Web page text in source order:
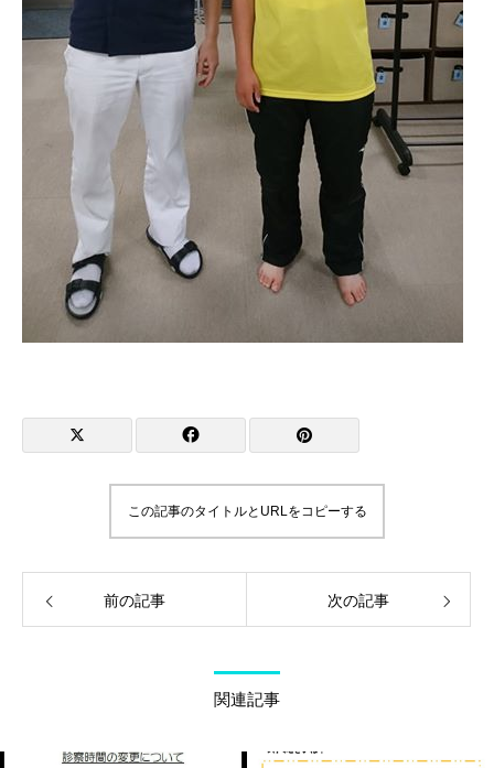
この記事のタイトルとURLをコピーする
前の記事 次の記事
関連記事